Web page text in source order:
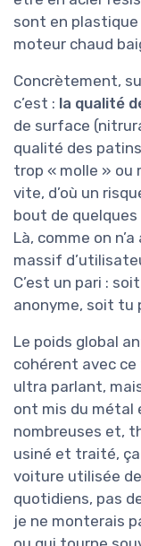
sont en
moteur chaud
Concrètement,
c’est : la qualité
de surface
qualité des
trop « molle » ou
vite, d’où un
bout de
Là, comme on
massif
C’est un pari :
anonyme, soit tu
Le poids global
cohérent avec ce
ultra parlant,
ont mis du métal
nombreuses et,
usiné et traité,
voiture utilisée
quotidiens, pas
je ne monterais